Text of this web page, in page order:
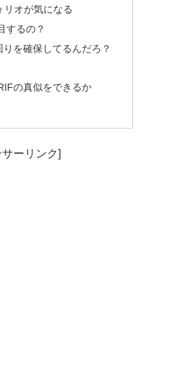
リオが気になる
するの？
りを確保してるんだろ？
の真似をできるか
ーリンク]